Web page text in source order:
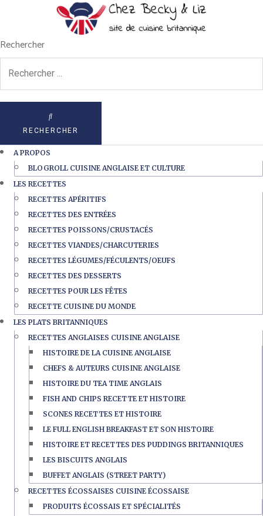
Rechercher
RECHERCHER
A PROPOS
BLOGROLL CUISINE ANGLAISE ET CULTURE
LES RECETTES
RECETTES APÉRITIFS
RECETTES DES ENTRÉES
RECETTES POISSONS/CRUSTACÉS
RECETTES VIANDES/CHARCUTERIES
RECETTES LÉGUMES/FÉCULENTS/OEUFS
RECETTES DES DESSERTS
RECETTES POUR LES FÊTES
RECETTE CUISINE DU MONDE
LES PLATS BRITANNIQUES
RECETTES ANGLAISES CUISINE ANGLAISE
HISTOIRE DE LA CUISINE ANGLAISE
CHEFS & AUTEURS CUISINE ANGLAISE
HISTOIRE DU TEA TIME ANGLAIS
FISH AND CHIPS RECETTE ET HISTOIRE
SCONES RECETTES ET HISTOIRE
LE FULL ENGLISH BREAKFAST ET SON HISTOIRE
HISTOIRE ET RECETTES DES PUDDINGS BRITANNIQUES
LES BISCUITS ANGLAIS
BUFFET ANGLAIS (STREET PARTY)
RECETTES ÉCOSSAISES CUISINE ÉCOSSAISE
PRODUITS ÉCOSSAIS ET SPÉCIALITÉS